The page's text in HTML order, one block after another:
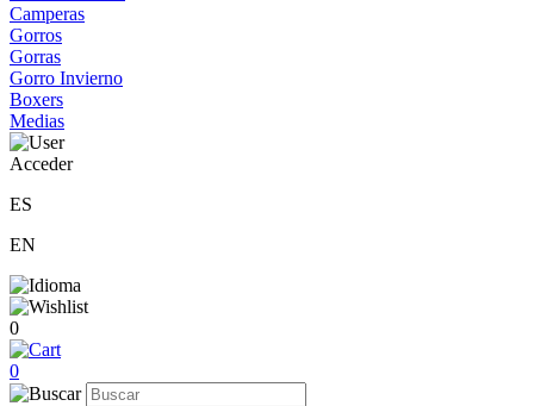
Camperas
Gorros
Gorras
Gorro Invierno
Boxers
Medias
Acceder
ES
EN
0
0